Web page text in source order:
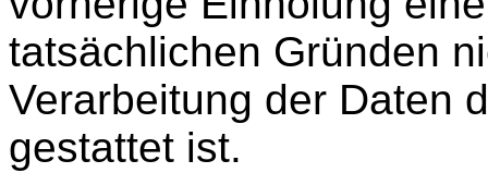
tatsächlichen Gründen
Verarbeitung der Daten
gestattet ist.